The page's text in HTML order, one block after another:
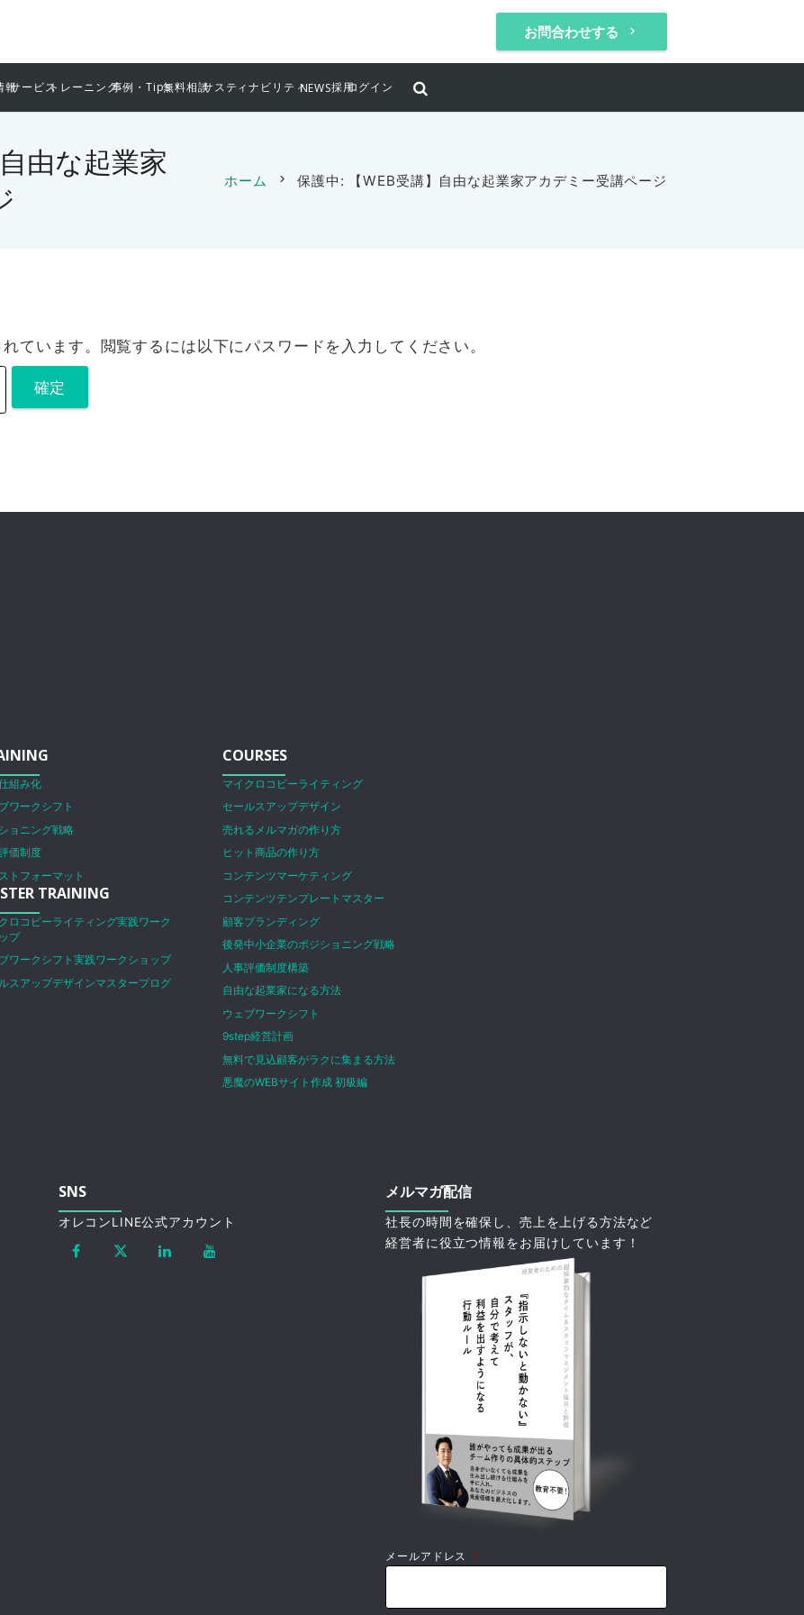
お問合わせする keyboard_arrow_right
報サービストレーニング事例・Tips無料相談サスティナビリティNEWS採用ログイン
由な起業家
ホーム chevron_right 保護中: 【WEB受講】自由な起業家アカデミー受講ページ
ています。閲覧するには以下にパスワードを入力してください。
組み化
ワークシフト
ョニング戦略
価制度
トフォーマット
TRAINING
ロコピーライティング実践ワーク
プ
ワークシフト実践ワークショップ
スアップデザインマスタープログ
COURSES
マイクロコピーライティング
セールスアップデザイン
売れるメルマガの作り方
ヒット商品の作り方
コンテンツマーケティング
コンテンツテンプレートマスター
顧客ブランディング
後発中小企業のポジショニング戦略
人事評価制度構築
自由な起業家になる方法
ウェブワークシフト
9step経営計画
無料で見込顧客がラクに集まる方法
悪魔のWEBサイト作成 初級編
SNS
オレコンLINE公式アカウント
メルマガ配信
社長の時間を確保し、売上を上げる方法など
経営者に役立つ情報をお届けしています！
メールアドレス *